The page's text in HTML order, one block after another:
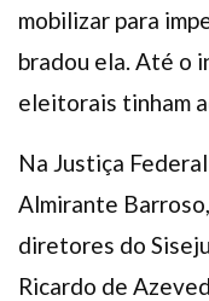
mobilizar para
bradou ela. Até o
eleitorais tinham
Na Justiça
Almirante
diretores do
Ricardo de